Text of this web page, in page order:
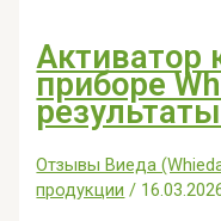
Активатор
приборе
Отзывы Виеда
продукции /